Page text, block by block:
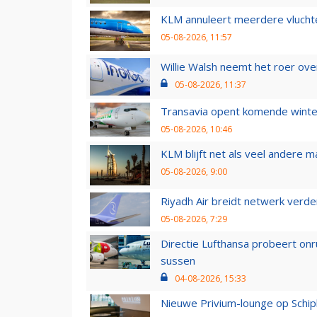
KLM annuleert meerdere
05-08-2026, 11:57
Willie Walsh neemt het roer
05-08-2026, 11:37
Transavia opent komende
05-08-2026, 10:46
KLM blijft net als veel andere
05-08-2026, 9:00
Riyadh Air breidt netwerk
05-08-2026, 7:29
Directie Lufthansa probeert
sussen
04-08-2026, 15:33
Nieuwe Privium-lounge op